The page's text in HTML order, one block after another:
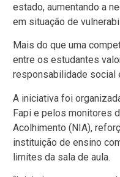
estado, aumentando a
em situação de
Mais do que uma
entre os estudantes
responsabilidade social
A iniciativa foi
Fapi e pelos monitores
Acolhimento (NIA),
instituição de ensino
limites da sala de aula.